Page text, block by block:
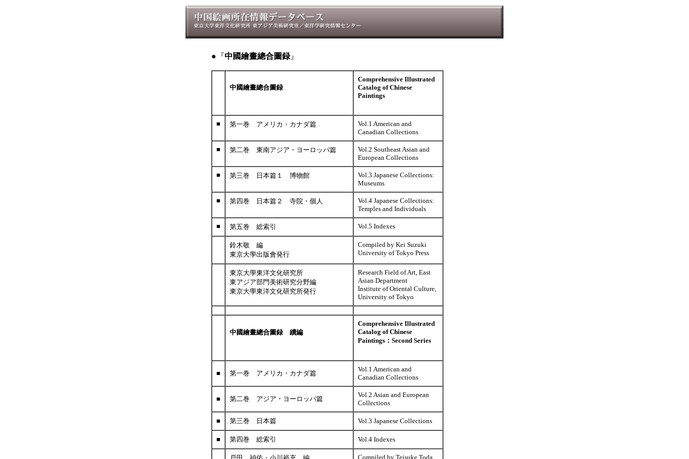
●『中國繪畫總合圖録』
中國繪畫總合圖録
Comprehensive Illustrated
Catalog of Chinese
Paintings
■ 第一巻 アメリカ・カナダ篇
Vol.1 American and
Canadian Collections
■ 第二巻 東南アジア・ヨーロッパ篇
Vol.2 Southeast Asian and
European Collections
■ 第三巻 日本篇１ 博物館
Vol.3 Japanese Collections:
Museums
■ 第四巻 日本篇２ 寺院・個人
Vol.4 Japanese Collections:
Temples and Individuals
■ 第五巻 総索引 Vol.5 Indexes
鈴木敬 編
東京大學出版會発行
Compiled by Kei Suzuki
University of Tokyo Press
東京大學東洋文化研究所
東アジア部門美術研究分野編
東京大學東洋文化研究所発行
Research Field of Art, East
Asian Department
Institute of Oriental Culture,
University of Tokyo
中國繪畫總合圖録 續編
Comprehensive Illustrated
Catalog of Chinese
Paintings：Second Series
■ 第一巻 アメリカ・カナダ篇
Vol.1 American and
Canadian Collections
■ 第二巻 アジア・ヨーロッパ篇
Vol.2 Asian and European
Collections
■ 第三巻 日本篇 Vol.3 Japanese Collections
■ 第四巻 総索引 Vol.4 Indexes
Compiled by Teisuke Toda